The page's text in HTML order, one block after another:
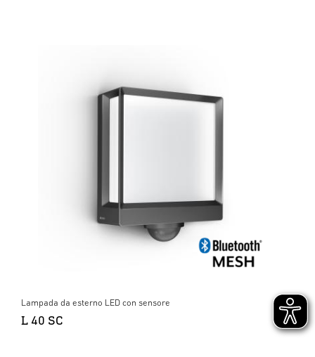
Lampada da esterno LED con sensore
L 40 SC